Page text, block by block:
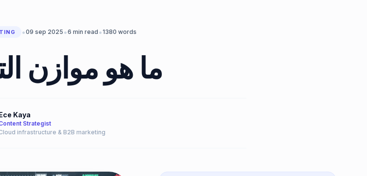
•09 sep 2025 •6 min read •1380 words
ما هو موازن
Kaya
Strategist
infrastructure & B2B marketing